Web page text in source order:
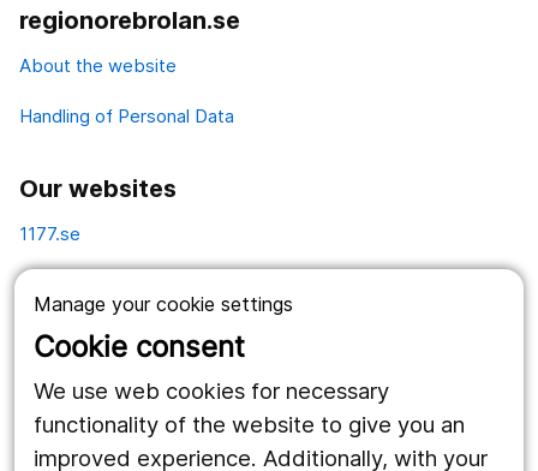
Manage your cookie settings
Cookie consent
We use web cookies for necessary
functionality of the website to give you an
improved experience. Additionally, with your
regionorebrolan.se
About the website
Handling of Personal Data
Our websites
1177.se
Vårdgivare
Utveckling